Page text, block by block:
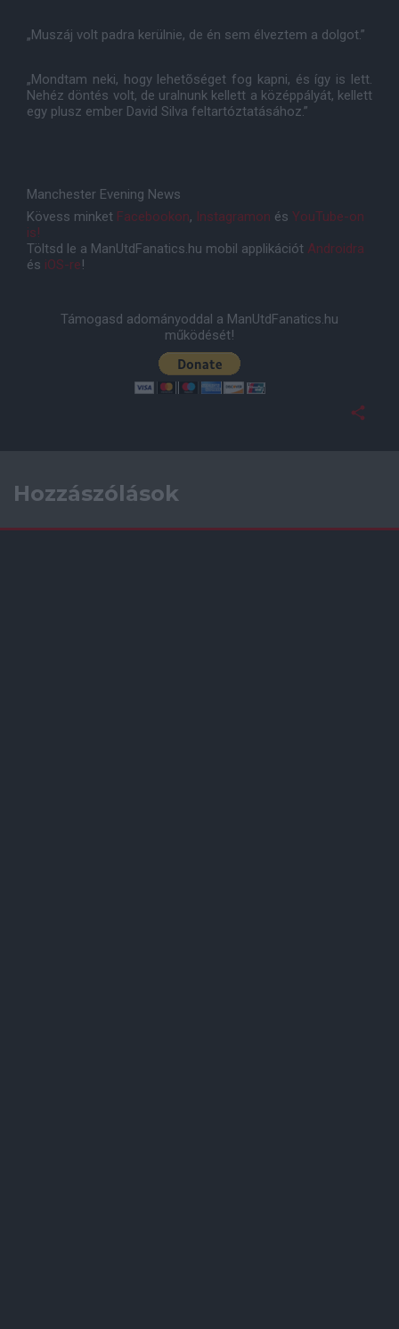
„Muszáj volt padra kerülnie, de én sem élveztem a dolgot.”
„Mondtam neki, hogy lehetõséget fog kapni, és így is lett.
Nehéz döntés volt, de uralnunk kellett a középpályát, kellett
egy plusz ember David Silva feltartóztatásához.”
Manchester Evening News
Kövess minket Facebookon, Instagramon és YouTube-on
is!
Töltsd le a ManUtdFanatics.hu mobil applikációt Androidra
és iOS-re!
Támogasd adományoddal a ManUtdFanatics.hu
működését!
Hozzászólások